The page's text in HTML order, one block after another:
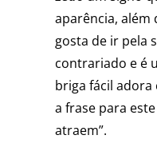
aparência, além
gosta de ir pela
contrariado e é
briga fácil adora
a frase para
atraem”.